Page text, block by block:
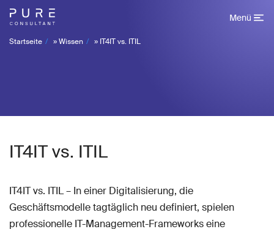
Menü
Startseite »Wissen » IT4IT vs. ITIL
IT4IT vs. ITIL
IT4IT vs. ITIL – In einer Digitalisierung, die
Geschäftsmodelle tagtäglich neu definiert, spielen
professionelle IT-Management-Frameworks eine